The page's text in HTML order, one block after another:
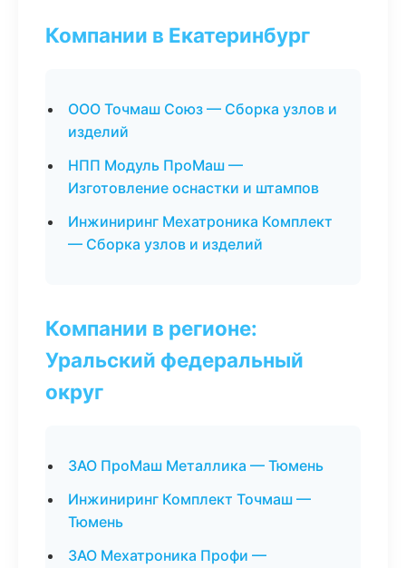
Компании в Екатеринбург
ООО Точмаш Союз — Сборка узлов и
изделий
НПП Модуль ПроМаш —
Изготовление оснастки и штампов
Инжиниринг Мехатроника Комплект
— Сборка узлов и изделий
Компании в регионе:
Уральский федеральный
округ
ЗАО ПроМаш Металлика — Тюмень
Инжиниринг Комплект Точмаш —
Тюмень
ЗАО Мехатроника Профи —